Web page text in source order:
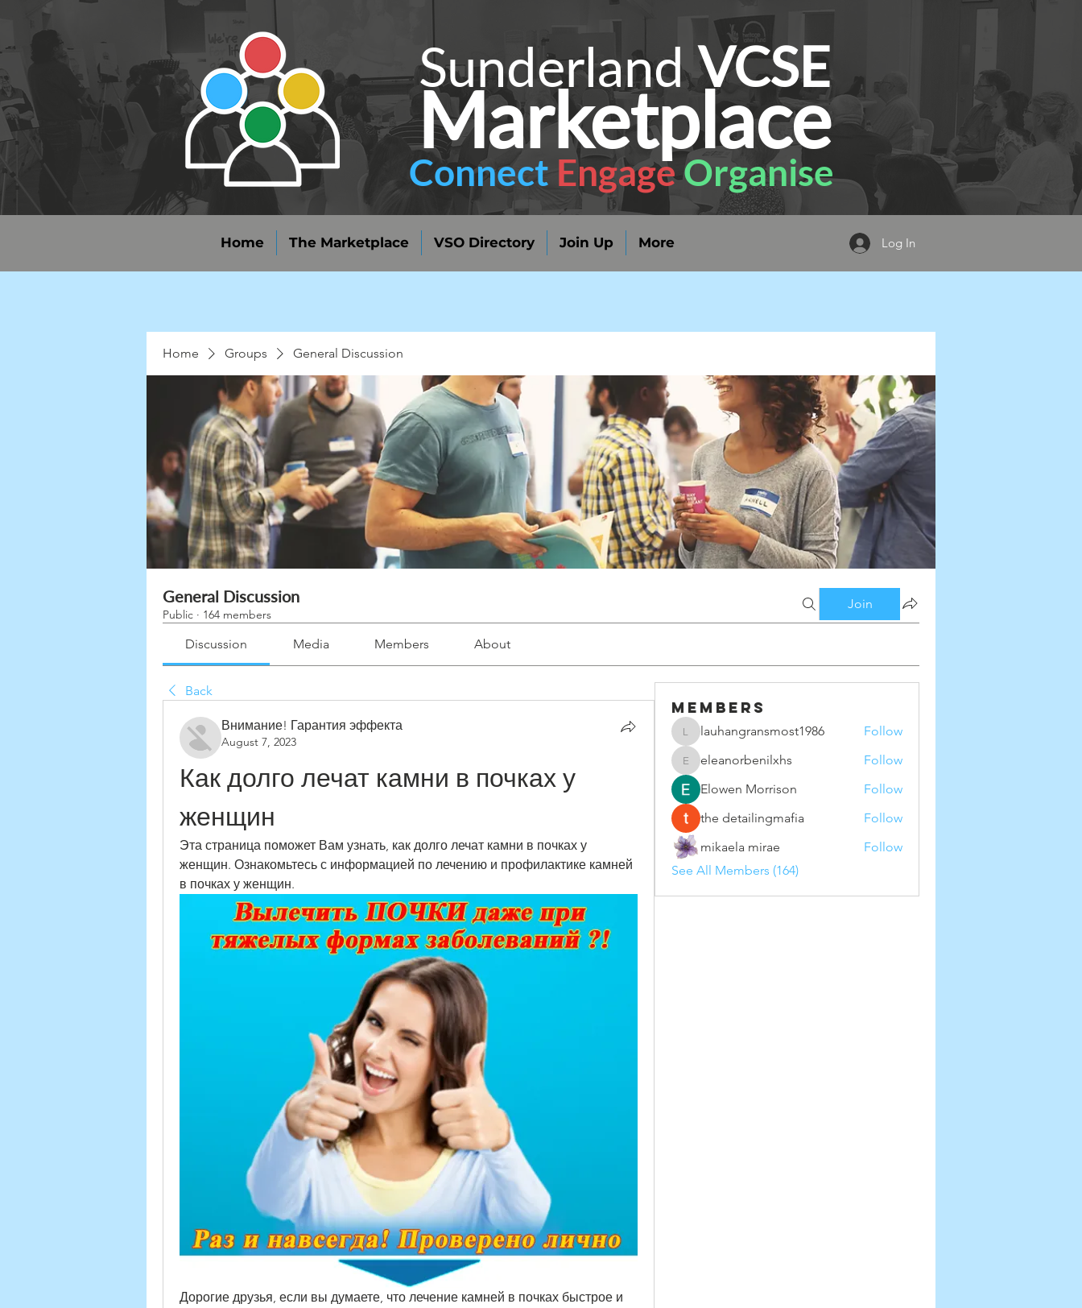
SunderlandVCSE
Marketplace
Connect EngageOrganise
Home The Marketplace VSO Directory Join Up More Log In
Home Groups General Discussion
General Discussion
Public · 164 members
Join
Discussion Media Members About
Back
Внимание! Гарантия эффекта
August 7, 2023
Как долго лечат камни в почках у
женщин
Эта страница поможет Вам узнать, как долго лечат камни в почках у
женщин. Ознакомьтесь с информацией по лечению и профилактике камней
в почках у женщин.
Дорогие друзья, если вы думаете, что лечение камней в почках быстрое и
Members
lauhangransmost1986
lauhangransmost1986 Follow
eleanorbenilxhs
eleanorbenilxhs
Follow
Elowen Morrison
Follow
the detailingmafia
Follow
mikaela mirae
Follow
See All Members (164)